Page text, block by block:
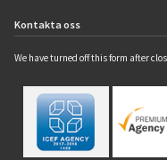
Kontakta oss
We have turned off this form after